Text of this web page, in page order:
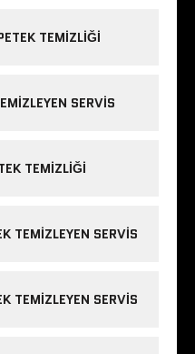
TEMIZLIĞI
SERVIS
TEMIZLIĞI
TEMIZLEYEN SERVIS
TEMIZLEYEN SERVIS